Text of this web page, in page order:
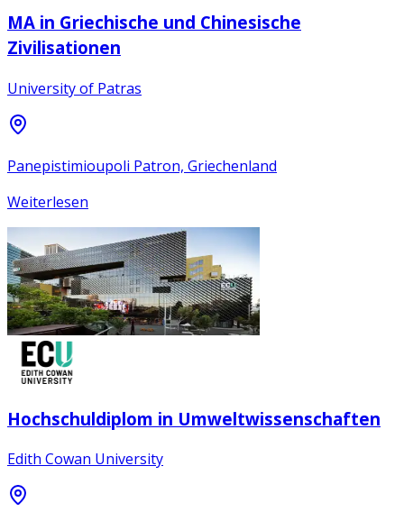
MA in Griechische und Chinesische
Zivilisationen
University of Patras
Panepistimioupoli Patron, Griechenland
Weiterlesen
Hochschuldiplom in Umweltwissenschaften
Edith Cowan University